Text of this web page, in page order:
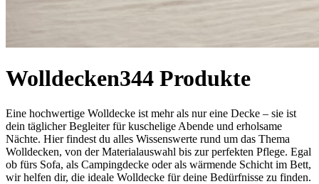
Wolldecken344 Produkte
Eine hochwertige Wolldecke ist mehr als nur eine Decke – sie ist
dein täglicher Begleiter für kuschelige Abende und erholsame
Nächte. Hier findest du alles Wissenswerte rund um das Thema
Wolldecken, von der Materialauswahl bis zur perfekten Pflege. Egal
ob fürs Sofa, als Campingdecke oder als wärmende Schicht im Bett,
wir helfen dir, die ideale Wolldecke für deine Bedürfnisse zu finden.